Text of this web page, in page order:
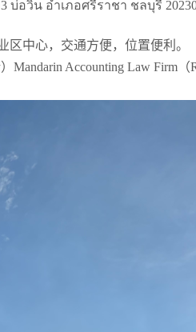
บ่อวิน อำเภอศรีราชา ชลบุรี
区中心，交通方便，位置便利。
Accounting Law Firm（